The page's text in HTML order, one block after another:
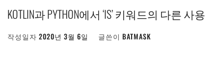
KOTLIN과 PYTHON에서 ‘IS’ 키워드의 다른 사용
작성일자 2020년 3월 6일 글쓴이 BATMASK